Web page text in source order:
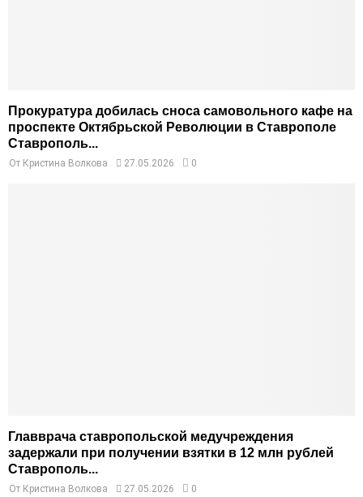
Прокуратура добилась сноса самовольного кафе на
проспекте Октябрьской Революции в Ставрополе
Ставрополь...
От Кристина Волкова 27.05.2026 0
Главврача ставропольской медучреждения
задержали при получении взятки в 12 млн рублей
Ставрополь...
От Кристина Волкова 27.05.2026 0